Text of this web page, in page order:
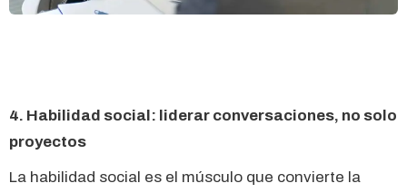
4. Habilidad social: liderar conversaciones, no solo
proyectos
La habilidad social es el músculo que convierte la